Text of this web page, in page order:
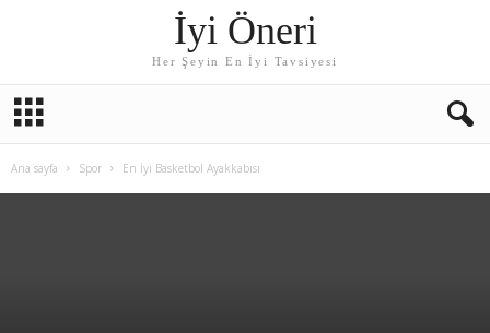
İyi Öneri
Her Şeyin En İyi Tavsiyesi
Ana sayfa Spor En İyi Basketbol Ayakkabısı